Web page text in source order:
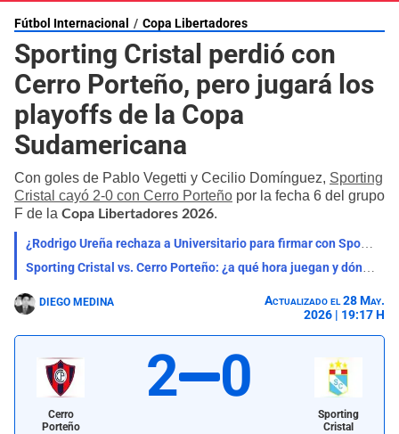
Fútbol Internacional Copa Libertadores
Sporting Cristal perdió con
Cerro Porteño, pero jugará los
playoffs de la Copa
Sudamericana
Con goles de Pablo Vegetti y Cecilio Domínguez, Sporting
Cristal cayó 2-0 con Cerro Porteño por la fecha 6 del grupo
F de la Copa Libertadores 2026.
¿Rodrigo Ureña rechaza a Universitario para firmar con Sporting Cristal? Esto es lo que se sabe
Sporting Cristal vs. Cerro Porteño: ¿a qué hora juegan y dónde ver el partido?
DIEGO MEDINA
Actualizado el 28 May.
2026 | 19:17 H
Cerro
Porteño
2 0
Sporting
Cristal